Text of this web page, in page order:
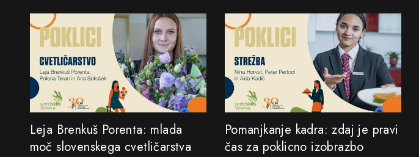
Leja Brenkuš Porenta: mlada
moč slovenskega cvetličarstva
Pomanjkanje kadra: zdaj je pravi
čas za poklicno izobrazbo